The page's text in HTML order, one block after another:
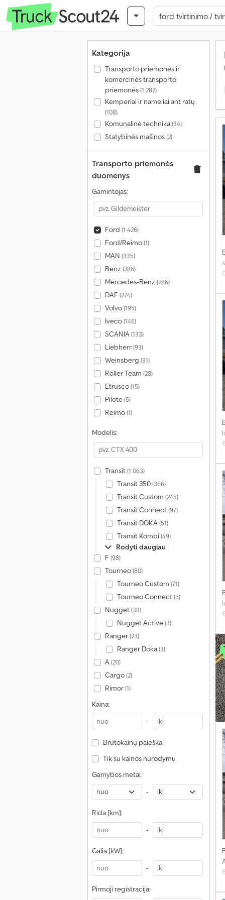
Kategorija
Transporto priemonės ir
komercinės transporto
priemonės(1 282)
Kemperiai ir nameliai ant ratų
(108)
Komunalinė technika(34)
Statybinės mašinos(2)
Transporto priemonės
duomenys
Gamintojas:
Ford (1 426)
Ford/Reimo(1)
MAN (335)
Benz (286)
Mercedes-Benz (286)
DAF (224)
Volvo(195)
Iveco(146)
SCANIA(133)
Liebherr(93)
Weinsberg (31)
Roller Team (28)
Etrusco(15)
Pilote(5)
Reimo(1)
Modelis:
Transit(1 063)
Transit 350(366)
Transit Custom (245)
Transit Connect(97)
Transit DOKA(51)
Transit Kombi(49)
Rodyti daugiau
F (98)
Tourneo(80)
Tourneo Custom (71)
Tourneo Connect(5)
Nugget(38)
Nugget Active(3)
Ranger(23)
Ranger Doka(3)
A(20)
Cargo(2)
Rimor(1)
Kaina:
-
Brutokainų paieška
Tik su kainos nurodymu
Gamybos metai:
-
Rida [km]:
-
Galia [kW]:
-
Pirmoji registracija: